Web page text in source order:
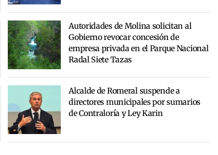
Autoridades de Molina solicitan al
Gobierno revocar concesión de
empresa privada en el Parque Nacional
Radal Siete Tazas
Alcalde de Romeral suspende a
directores municipales por sumarios
de Contraloría y Ley Karin